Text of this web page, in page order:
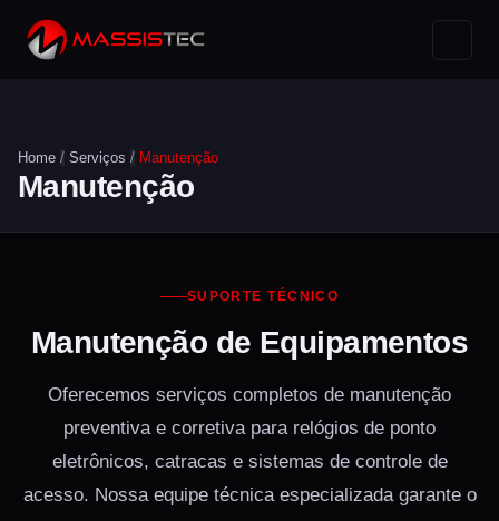
Home / Serviços / Manutenção
Manutenção
SUPORTE TÉCNICO
Manutenção de Equipamentos
Oferecemos serviços completos de manutenção
preventiva e corretiva para relógios de ponto
eletrônicos, catracas e sistemas de controle de
acesso. Nossa equipe técnica especializada garante o